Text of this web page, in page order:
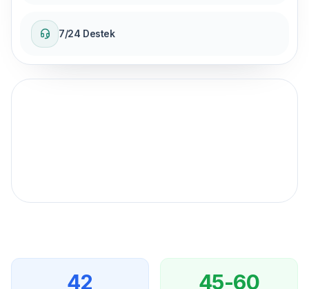
7/24 Destek
42 45-60